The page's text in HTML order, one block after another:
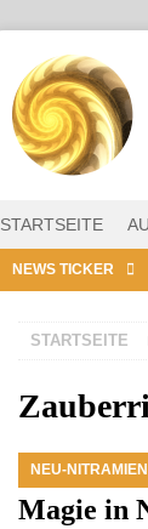
STARTSEITE
NEWS TICKER
STARTSEITE
NEU-NITRAMIEN
Magie in